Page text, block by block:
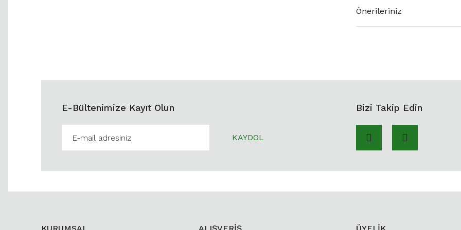
Önerileriniz
E-Bültenimize Kayıt Olun
KAYDOL
Bizi Takip Edin